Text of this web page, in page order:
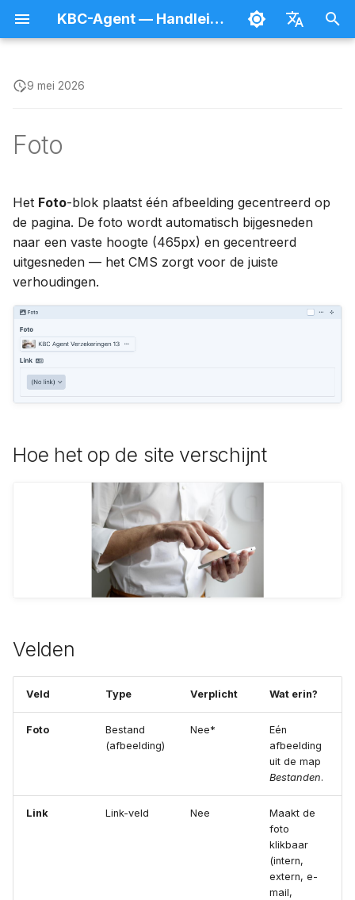
KBC-Agent — Handleiding
o
k
n
i
i
t
s
Je gebruikersprofiel
Wie beheert wat
Gebruikers beheren
CMS-onderdelen
Bezoekersstatistieken
Preview
Hiërarchisch organiseren
Vertalen
Archiveren of verwijderen
Concepten en revisies
Hoe het rendert
Een foto kiezen
Goede foto's kiezen
Nieuws
Lexicon-items
Pagina's
Referenties
Team
Vacatures
Afspraken
Breaking News
Cookies-banner
SEO
Forms
9 mei 2026
Foto
Het Foto-blok plaatst één afbeelding gecentreerd op
de pagina. De foto wordt automatisch bijgesneden
naar een vaste hoogte (465px) en gecentreerd
uitgesneden — het CMS zorgt voor de juiste
verhoudingen.
Hoe het op de site verschijnt
Velden
Veld Type Verplicht Wat erin?
Foto
Bestand
(afbeelding)
Nee*
Eén
afbeelding
uit de map
Bestanden.
Link Link-veld Nee
Maakt de
foto
klikbaar
(intern,
extern, e-
mail,